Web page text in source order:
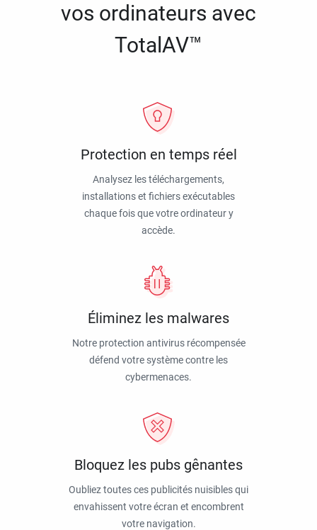
vos ordinateurs avec
TotalAV™
Protection en temps réel
Analysez les téléchargements,
installations et fichiers exécutables
chaque fois que votre ordinateur y
accède.
Éliminez les malwares
Notre protection antivirus récompensée
défend votre système contre les
cybermenaces.
Bloquez les pubs gênantes
Oubliez toutes ces publicités nuisibles qui
envahissent votre écran et encombrent
votre navigation.